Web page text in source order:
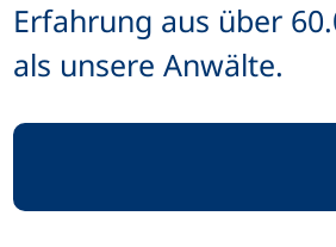
Erfahrung aus über
als unsere Anwälte.